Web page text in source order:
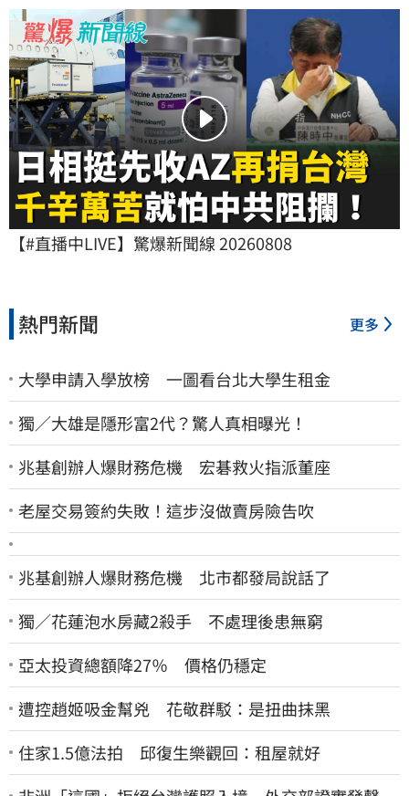
【#直播中LIVE】驚爆新聞線 20260808
熱門新聞 更多
大學申請入學放榜 一圖看台北大學生租金
獨／大雄是隱形富2代？驚人真相曝光！
兆基創辦人爆財務危機 宏碁救火指派董座
老屋交易簽約失敗！這步沒做賣房險告吹
兆基創辦人爆財務危機 北市都發局說話了
獨／花蓮泡水房藏2殺手 不處理後患無窮
亞太投資總額降27％ 價格仍穩定
遭控趙姬吸金幫兇 花敬群駁：是扭曲抹黑
住家1.5億法拍 邱復生樂觀回：租屋就好